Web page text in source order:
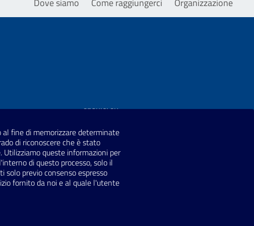
fine di memorizzare determinate
di riconoscere che è stato
queste informazioni per
di questo processo, solo il
solo previo consenso espresso
fornito da noi e al quale l'utente
Dove siamo Come raggiungerci Organizzazione
SEGUICI SU